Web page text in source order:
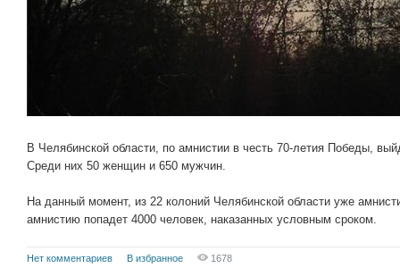
В Челябинской области, по амнистии в честь 70-летия Победы,
Среди них 50 женщин и 650 мужчин.
На данный момент, из 22 колоний Челябинской области уже
амнистию попадет 4000 человек, наказанных условным сроком.
Нет комментариев В избранное 1678